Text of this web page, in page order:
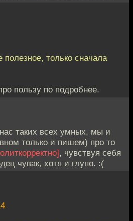
только сначала
пользу по подробнее.
таких всех умных, мы и
только и пишем) про то
, чувствуя себя
чувак, хотя и глупо. :(